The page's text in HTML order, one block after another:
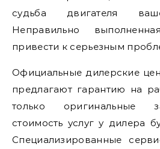
судьба двигателя
Неправильно
привести к серьезным
Официальные дилерские
предлагают гарантию на
только оригинальные
стоимость услуг у дилера
Специализированные